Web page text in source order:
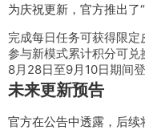
为庆祝更新，官方推出了“
完成每日任务可获得限定
参与新模式累计积分可兑
8月28日至9月10日期间
未来更新预告
官方在公告中透露，后续